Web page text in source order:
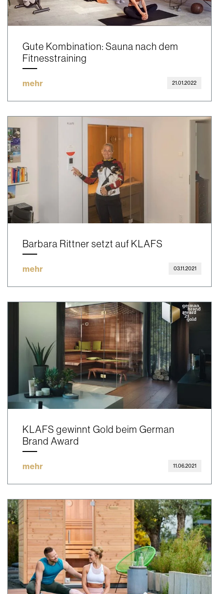
Gute Kombination: Sauna nach dem
Fitnesstraining
mehr 21.01.2022
Barbara Rittner setzt auf KLAFS
mehr 03.11.2021
KLAFS gewinnt Gold beim German
Brand Award
mehr 11.06.2021